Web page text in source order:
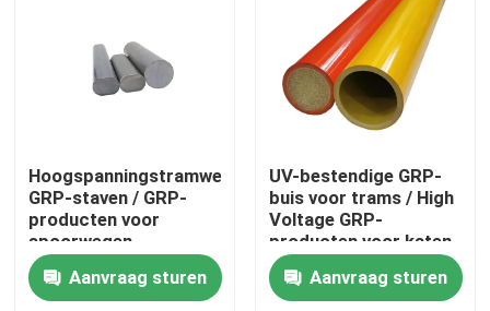
Thuis
Hoogspanningstramweg
GRP-staven / GRP-
producten voor
spoorwegen
Aanvraag sturen
UV-bestendige GRP-
buis voor trams / High
Voltage GRP-
producten voor katen
Aanvraag sturen